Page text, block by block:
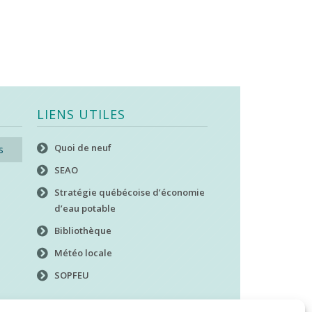
LIENS UTILES
Quoi de neuf
SEAO
Stratégie québécoise d’économie
d’eau potable
Bibliothèque
Météo locale
SOPFEU